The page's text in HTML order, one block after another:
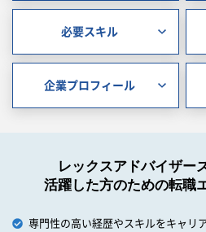
必要スキル
企業プロフィール
レックスアドバイザー
活躍した方のための転職
専門性の高い経歴やスキルをキャリ